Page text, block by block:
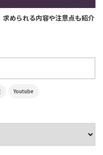
められる内容や注意点も紹介
Youtube